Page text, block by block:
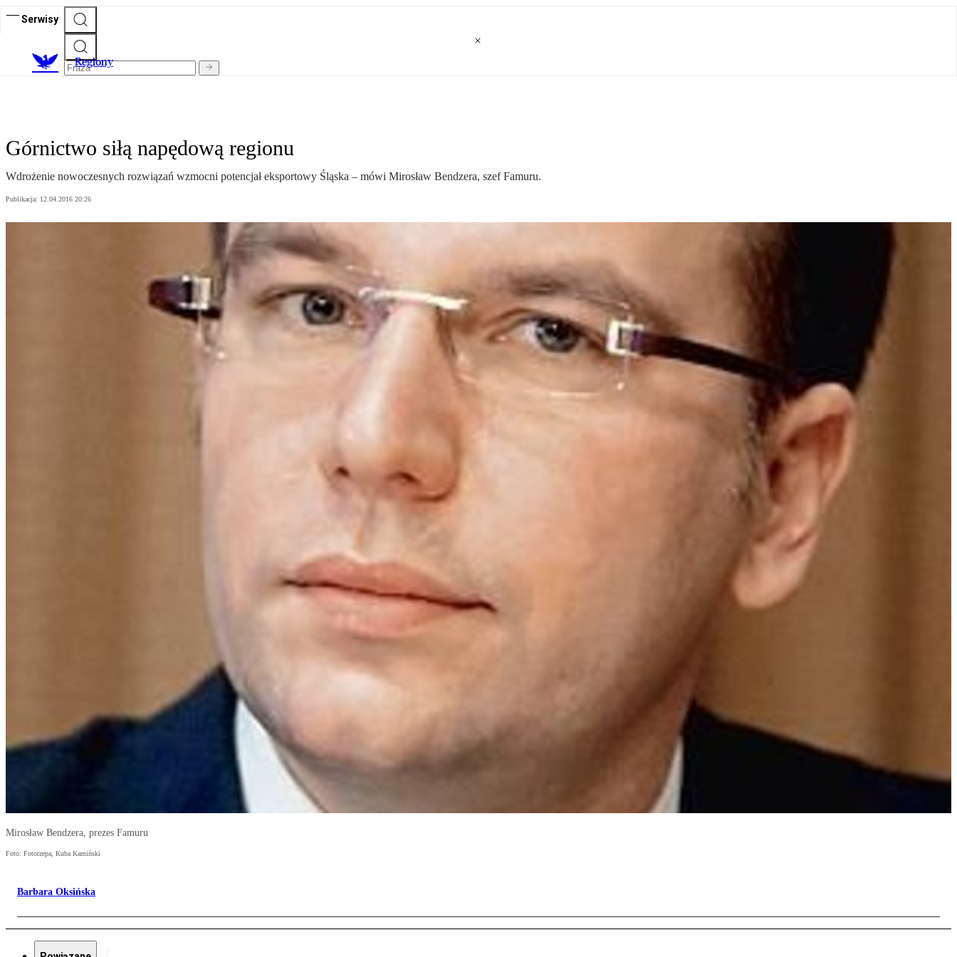
Serwisy
Regiony
Górnictwo siłą napędową regionu
Wdrożenie nowoczesnych rozwiązań wzmocni potencjał eksportowy Śląska – mówi Mirosław Bendzera, szef Famuru.
Publikacja: 12.04.2016 20:26
Mirosław Bendzera, prezes Famuru
Foto: Fotorzepa, Kuba Kamiński
Barbara Oksińska